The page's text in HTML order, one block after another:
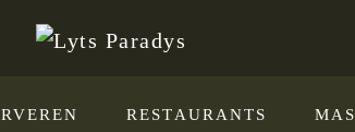
RESTAURANTS